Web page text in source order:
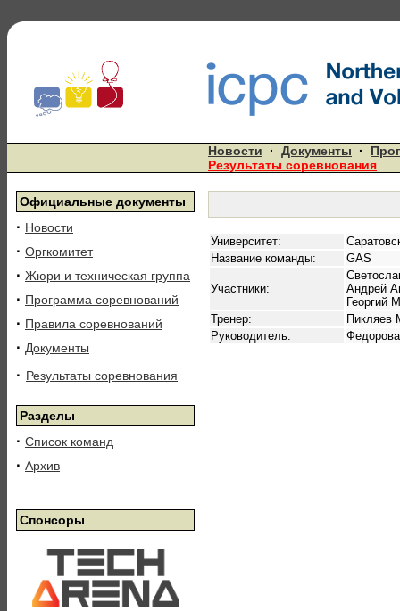
Новости · Документы ·
Результаты соревнования
Официальные документы
· Новости
· Оргкомитет
· Жюри и техническая группа
· Программа соревнований
· Правила соревнований
· Документы
· Результаты соревнования
Разделы
· Список команд
· Архив
Спонсоры
Университет:
Название команды:
GAS
Участники:
Андрей
Георгий
Тренер:
Пикляев
Руководитель: